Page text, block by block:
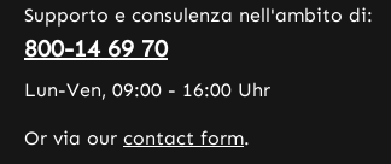
Supporto e consulenza nell'ambito di:
800-14 69 70
Lun-Ven, 09:00 - 16:00 Uhr
Or via our contact form.